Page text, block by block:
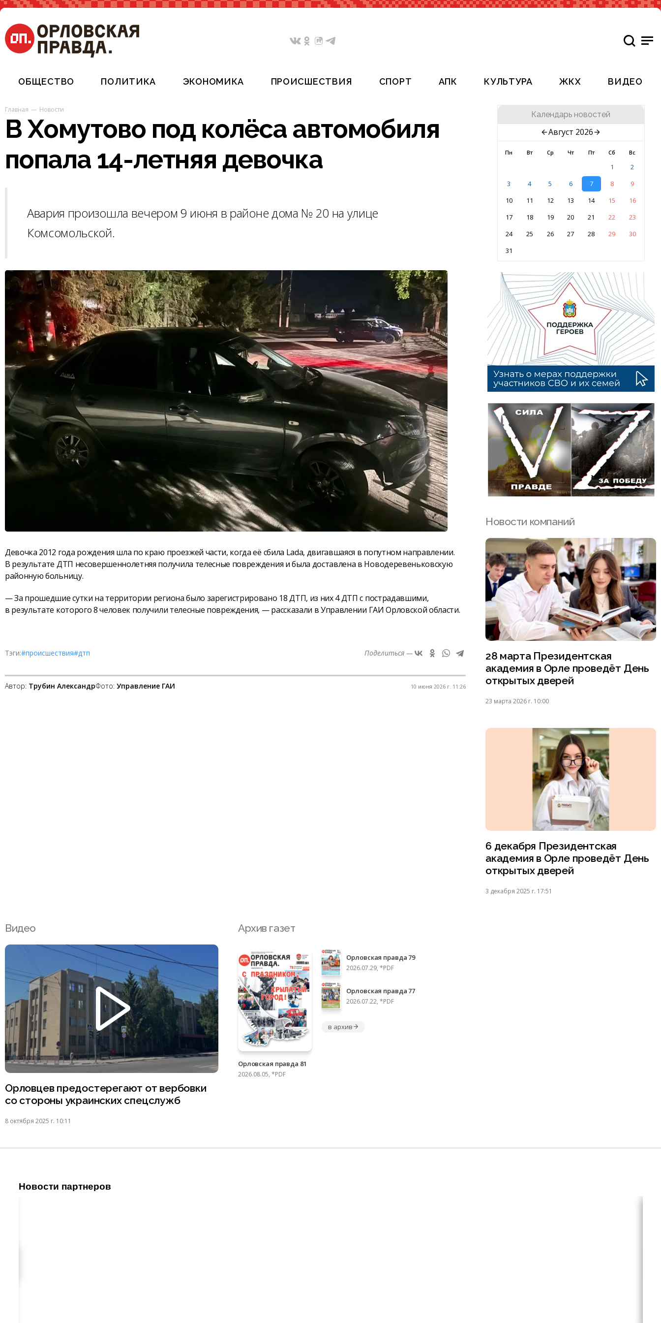
ОБЩЕСТВО ПОЛИТИКА ЭКОНОМИКА ПРОИСШЕСТВИЯ СПОРТ АПК КУЛЬТУРА ЖКХ ВИДЕО
Главная Новости
В Хомутово под колёса автомобиля
попала 14-летняя девочка
Авария произошла вечером 9 июня в районе дома № 20 на улице
Комсомольской.
Девочка 2012 года рождения шла по краю проезжей части, когда её сбила Lada, двигавшаяся в попутном направлении.
В результате ДТП несовершеннолетняя получила телесные повреждения и была доставлена в Новодеревеньковскую
районную больницу.
— За прошедшие сутки на территории региона было зарегистрировано 18 ДТП, из них 4 ДТП с пострадавшими,
в результате которого 8 человек получили телесные повреждения, — рассказали в Управлении ГАИ Орловской области.
Тэги:#происшествия#дтп Поделиться —
Автор: Трубин АлександрФото: Управление ГАИ 10 июня 2026 г. 11:26
Календарь новостей
Август 2026
Пн Вт Ср Чт Пт Сб Вс
1
2
3
4 5 6 7 8
9
10
11 12 13 14 15
16
17
18 19 20 21 22
23
24
25 26 27 28 29
30
31
Новости компаний
28 марта Президентская
академия в Орле проведёт День
открытых дверей
23 марта 2026 г. 10:00
6 декабря Президентская
академия в Орле проведёт День
открытых дверей
3 декабря 2025 г. 17:51
Видео
Орловцев предостерегают от вербовки
со стороны украинских спецслужб
8 октября 2025 г. 10:11
Архив газет
Орловская правда 81
2026.08.05, *PDF
Орловская правда 79
2026.07.29, *PDF
Орловская правда 77
2026.07.22, *PDF
в архив
Новости партнеров